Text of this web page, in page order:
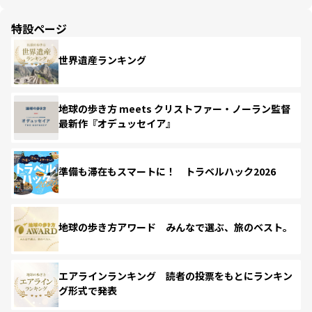
特設ページ
世界遺産ランキング
地球の歩き方 meets クリストファー・ノーラン監督
最新作『オデュッセイア』
準備も滞在もスマートに！ トラベルハック2026
地球の歩き方アワード みんなで選ぶ、旅のベスト。
エアラインランキング 読者の投票をもとにランキン
グ形式で発表